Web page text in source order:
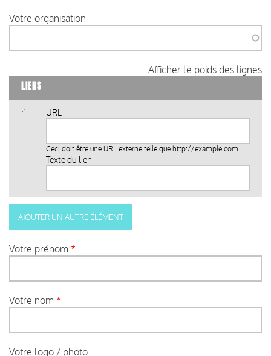
Votre organisation
Afficher le poids des lignes
LIENS
URL
Ceci doit être une URL externe telle que http://example.com.
Texte du lien
Votre prénom
Votre nom
Votre logo / photo